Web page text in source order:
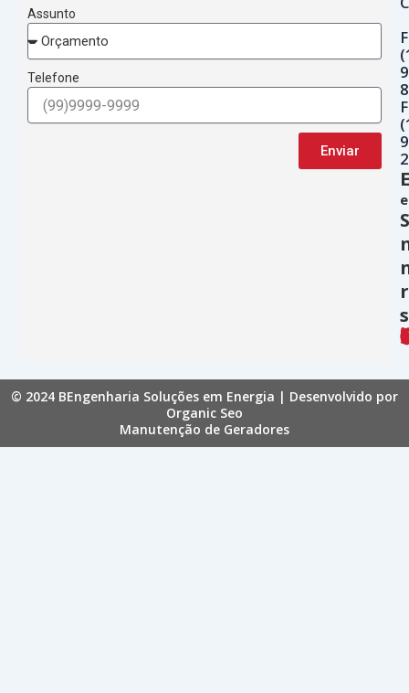
Assunto
Telefone
Enviar
© 2024 BEngenharia Soluções em Energia | Desenvolvido por
Organic Seo
Manutenção de Geradores